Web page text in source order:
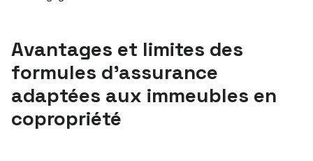
Avantages et limites des
formules d’assurance
adaptées aux immeubles en
copropriété